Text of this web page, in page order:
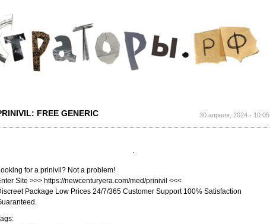
30 апреля, 2024 - 10:05
FREE GENERIC
for a prinivil? Not a problem!
Site >>> https://newcenturyera.com/med/prinivil <<<
Package Low Prices 24/7/365 Customer Support 100% Satisfaction